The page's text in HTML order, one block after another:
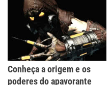
Conheça a origem e os
poderes do apavorante